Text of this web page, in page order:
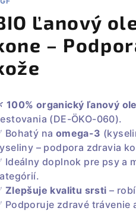
Ľanový
–
100% organický ľanový
(DE-ÖKO-060).
Bohatý na omega-3
– podpora zdravia
Ideálny doplnok pre psy a
Zlepšuje kvalitu srsti –
Podporuje zdravé